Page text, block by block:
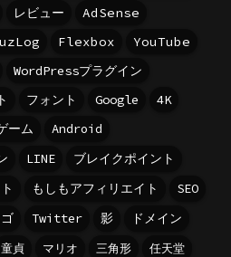
レビュー
AdSense
Flexbox
YouTube
WordPressプラグイン
フォント Google
4K
ーム
Android
LINE
ブレイクポイント
もしもアフィリエイト
SEO
Twitter 影
ドメイン
童貞 マリオ 三角形
任天堂